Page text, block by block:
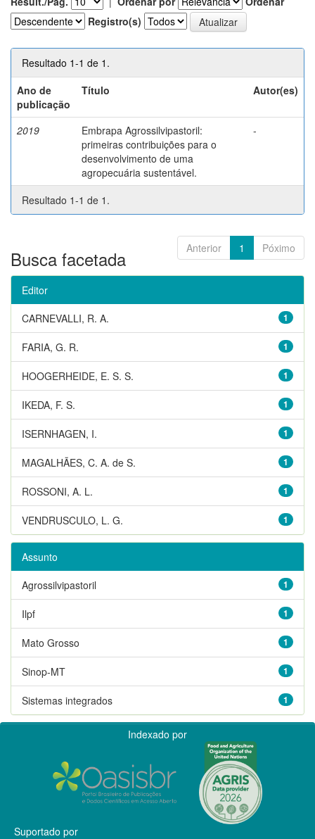
Registro(s)
Resultado 1-1 de 1.
Ano de
publicação
Título Autor(es)
2019
Embrapa Agrossilvipastoril:
primeiras contribuições para o
desenvolvimento de uma
agropecuária sustentável.
-
Resultado 1-1 de 1.
Anterior 1 Póximo
Busca facetada
Editor
1
CARNEVALLI, R. A.
1
FARIA, G. R.
1
HOOGERHEIDE, E. S. S.
1
IKEDA, F. S.
1
ISERNHAGEN, I.
1
MAGALHÃES, C. A. de S.
1
ROSSONI, A. L.
1
VENDRUSCULO, L. G.
Assunto
1
Agrossilvipastoril
1
Ilpf
1
Mato Grosso
1
Sinop-MT
1
Sistemas integrados
Indexado por
Suportado por